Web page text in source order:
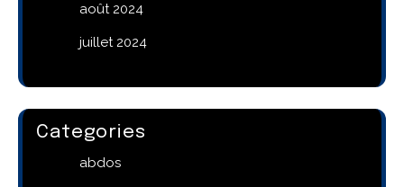
août 2024
juillet 2024
Categories
abdos